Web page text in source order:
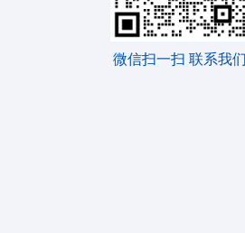
微信扫一扫 联系我们